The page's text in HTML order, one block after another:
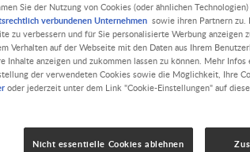
Sie der Nutzung von Cookies (oder ähnlichen
verbundenen Unternehmen sowie ihren Partnern zu.
zu verbessern und für Sie personalisierte Werbung anzeigen
Verhalten auf der Webseite mit den Daten aus Ihrem
anzeigen und zukommen lassen zu können. Mehr Infos
der verwendeten Cookies sowie die Möglichkeit, Ihre
oder jederzeit unter dem Link "Cookie-Einstellungen" auf
Nicht essentielle Cookies ablehnen